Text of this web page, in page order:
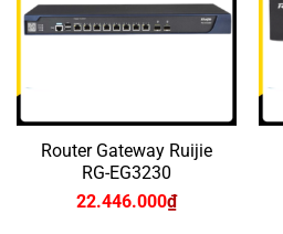
Router Gateway Ruijie
RG-EG3230
22.446.000₫